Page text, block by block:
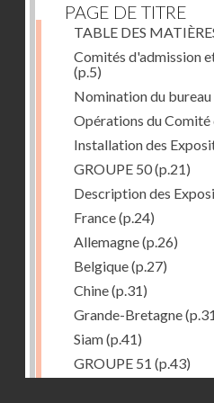
PAGE DE TITRE
TABLE DES
Comités d'admission
(p.5)
Nomination du
Opérations du Comité
Installation des
GROUPE 50(p.21)
Description des
France(p.24)
Allemagne(p.26)
Belgique(p.27)
Chine(p.31)
Grande-Bretagne
Siam(p.41)
GROUPE 51 (p.43)